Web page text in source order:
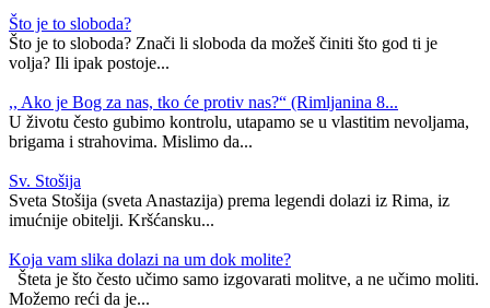
Što je to sloboda?
Što je to sloboda? Znači li sloboda da možeš činiti što god ti je
volja? Ili ipak postoje...
,, Ako je Bog za nas, tko će protiv nas?“ (Rimljanina 8...
U životu često gubimo kontrolu, utapamo se u vlastitim nevoljama,
brigama i strahovima. Mislimo da...
Sv. Stošija
Sveta Stošija (sveta Anastazija) prema legendi dolazi iz Rima, iz
imućnije obitelji. Kršćansku...
Koja vam slika dolazi na um dok molite?
Šteta je što često učimo samo izgovarati molitve, a ne učimo moliti.
Možemo reći da je...